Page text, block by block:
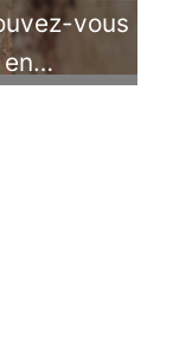
vous
en…